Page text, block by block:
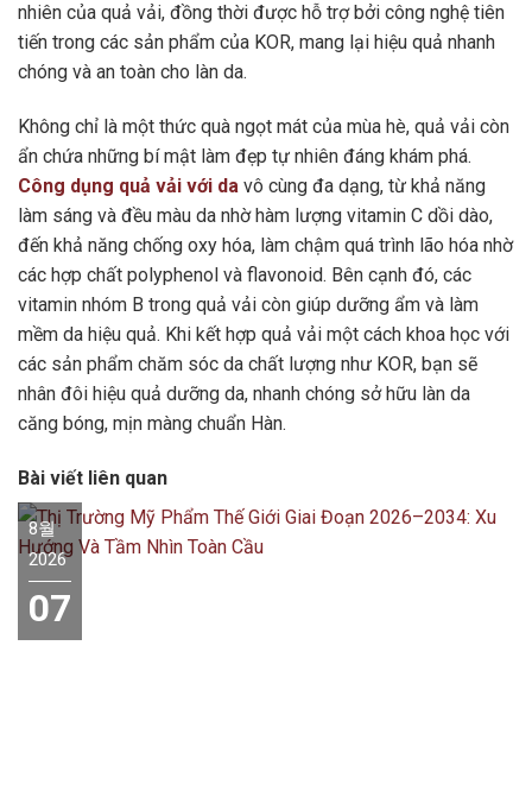
nhiên của quả vải, đồng thời được hỗ trợ bởi công nghệ tiên
tiến trong các sản phẩm của KOR, mang lại hiệu quả nhanh
chóng và an toàn cho làn da.
Không chỉ là một thức quà ngọt mát của mùa hè, quả vải còn
ẩn chứa những bí mật làm đẹp tự nhiên đáng khám phá.
Công dụng quả vải với da vô cùng đa dạng, từ khả năng
làm sáng và đều màu da nhờ hàm lượng vitamin C dồi dào,
đến khả năng chống oxy hóa, làm chậm quá trình lão hóa nhờ
các hợp chất polyphenol và flavonoid. Bên cạnh đó, các
vitamin nhóm B trong quả vải còn giúp dưỡng ẩm và làm
mềm da hiệu quả. Khi kết hợp quả vải một cách khoa học với
các sản phẩm chăm sóc da chất lượng như KOR, bạn sẽ
nhân đôi hiệu quả dưỡng da, nhanh chóng sở hữu làn da
căng bóng, mịn màng chuẩn Hàn.
Bài viết liên quan
8월
2026
07